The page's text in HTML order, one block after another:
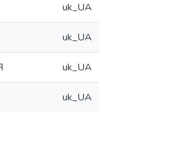
uk_UA
uk_UA
uk_UA
uk_UA